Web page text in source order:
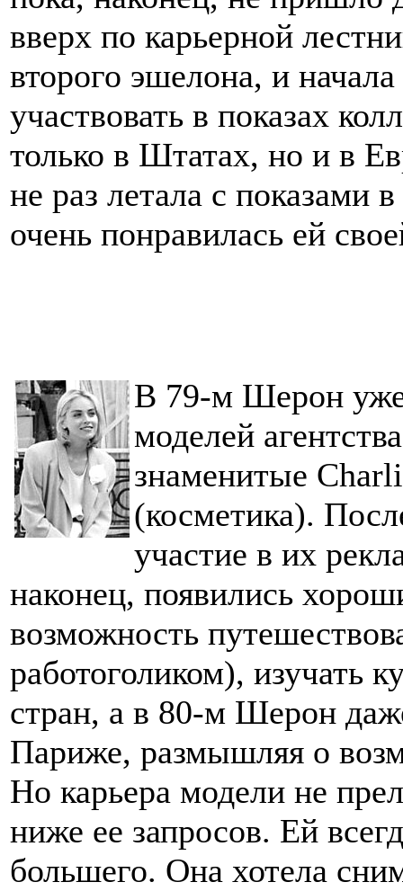
вверх по карьерной
второго эшелона, и
участвовать в показах
только в Штатах, но и в
не раз летала с
очень понравилась ей
В 79-м Шерон уже
моделей
знаменитые
(косметика).
участие в их
наконец, появились
возможность
работоголиком), изучать
стран, а в 80-м Шерон
Париже, размышляя о
Но карьера модели не
ниже ее запросов. Ей
большего. Она хотела